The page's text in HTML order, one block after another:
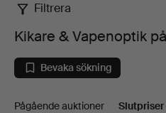
Kikare
Vapenoptik
Filtrera
Kikare & Vapenoptik
Bevaka sökning
Pågående auktioner Slutpriser